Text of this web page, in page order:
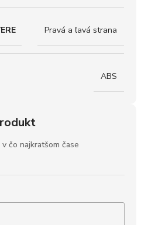
Pravá a ľavá strana
ABS
čo najkratšom čase